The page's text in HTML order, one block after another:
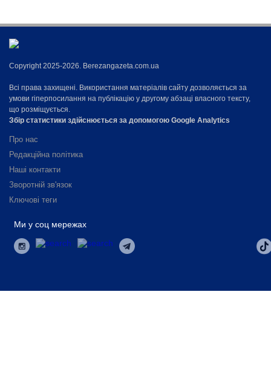
Copyright 2025-2026. Berezangazeta.com.ua
Всі права захищені. Використання матеріалів сайту дозволяється за
умови гіперпосилання на публікацію у другому абзаці власного тексту,
що розміщується.
Збір статистики здійснюється за допомогою Google Analytics
Про нас
Редакційна політика
Наші контакти
Зворотній зв'язок
Ключові теги
Ми у соц мережах